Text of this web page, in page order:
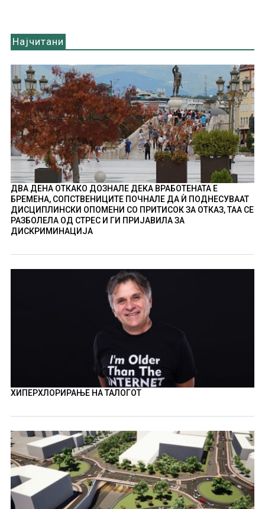
Најчитани
ДВА ДЕНА ОТКАКО ДОЗНАЛЕ ДЕКА ВРАБОТЕНАТА Е
БРЕМЕНА, СОПСТВЕНИЦИТЕ ПОЧНАЛЕ ДА Ѝ ПОДНЕСУВААТ
ДИСЦИПЛИНСКИ ОПОМЕНИ СО ПРИТИСОК ЗА ОТКАЗ, ТАА СЕ
РАЗБОЛЕЛА ОД СТРЕС И ГИ ПРИЈАВИЛА ЗА
ДИСКРИМИНАЦИЈА
ХИПЕРХЛОРИРАЊЕ НА ТАЛОГОТ